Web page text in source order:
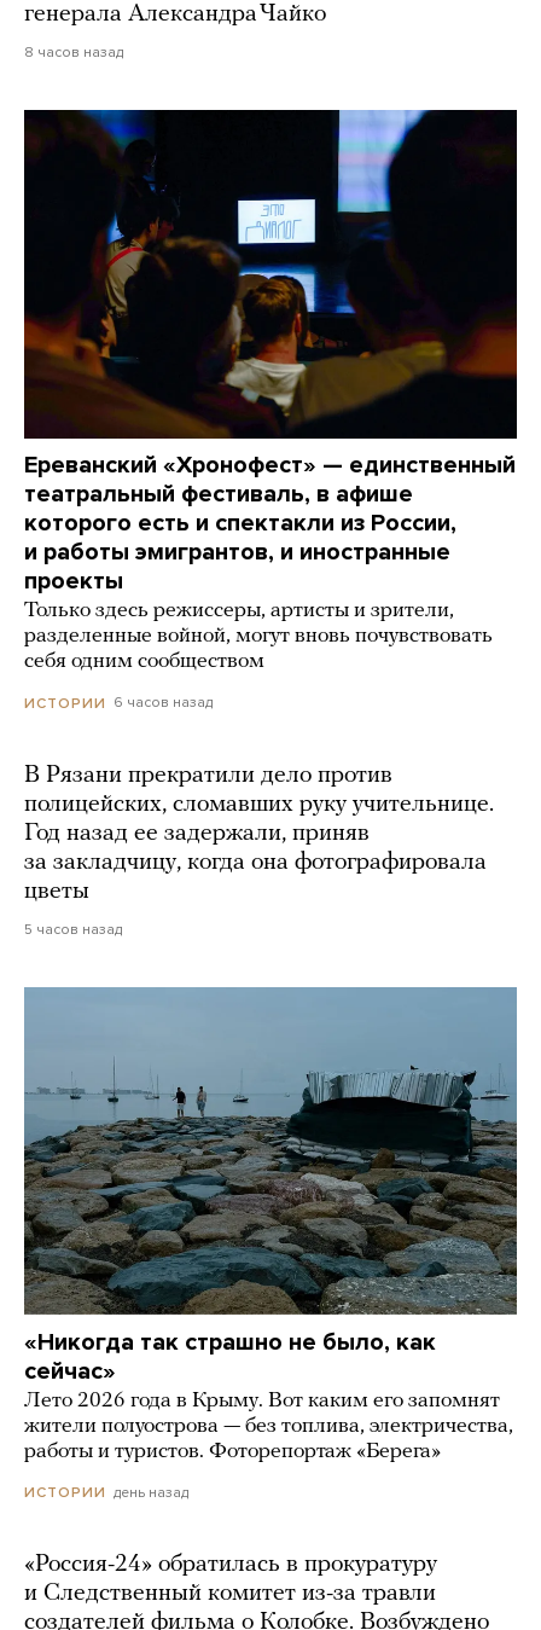
генерала Александра Чайко
8 часов назад
Ереванский «Хронофест» — единственный
театральный фестиваль, в афише
которого есть и спектакли из России,
и работы эмигрантов, и иностранные
проекты
Только здесь режиссеры, артисты и зрители,
разделенные войной, могут вновь почувствовать
себя одним сообществом
ИСТОРИИ 6 часов назад
В Рязани прекратили дело против
полицейских, сломавших руку учительнице.
Год назад ее задержали, приняв
за закладчицу, когда она фотографировала
цветы
5 часов назад
«Никогда так страшно не было, как
сейчас»
Лето 2026 года в Крыму. Вот каким его запомнят
жители полуострова — без топлива, электричества,
работы и туристов. Фоторепортаж «Берега»
ИСТОРИИ день назад
«Россия-24» обратилась в прокуратуру
и Следственный комитет из-за травли
создателей фильма о Колобке. Возбуждено